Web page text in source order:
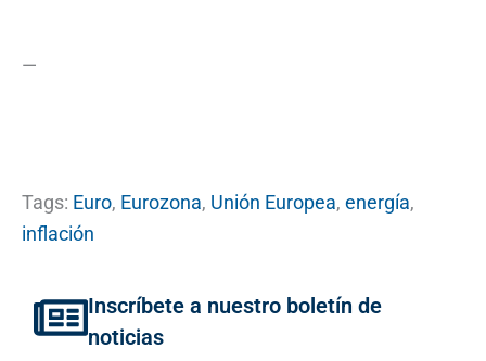
—
Tags: Euro, Eurozona, Unión Europea, energía,
inflación
Inscríbete a nuestro boletín de
noticias